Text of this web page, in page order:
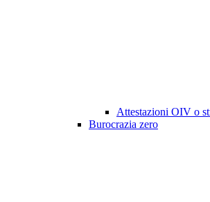
Attestazioni OIV o
Burocrazia zero